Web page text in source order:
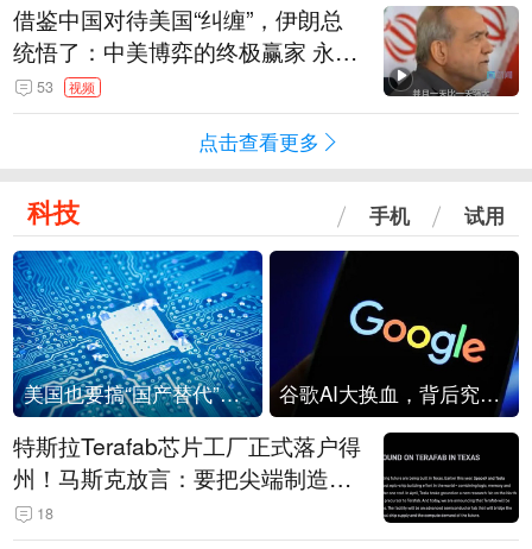
借鉴中国对待美国“纠缠”，伊朗总
统悟了：中美博弈的终极赢家 永远
是埋头发展的那一国 伊朗要学中
国“做好自己的事”
53 视频
点击查看更多
科技 手机 试用
美国也要搞“国产替代”？先算清三笔账 谷歌AI大换血，背后究竟发生了什么？
特斯拉Terafab芯片工厂正式落户得
州！马斯克放言：要把尖端制造带
回美国
18